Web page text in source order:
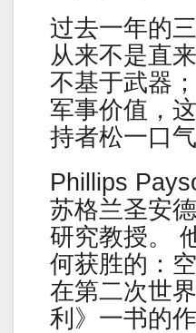
过去一年的
从来不是直
不基于武器
军事价值，
持者松一口
Phillips
苏格兰圣安
研究教授。
何获胜的：
在第二次世
利》一书的作